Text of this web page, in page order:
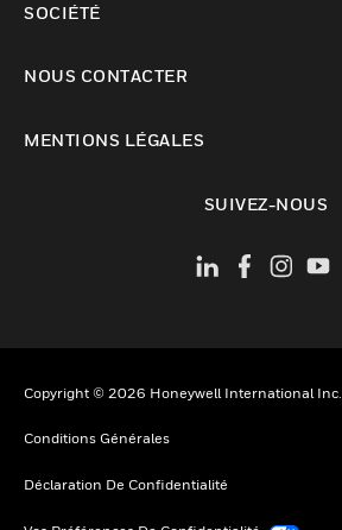
SOCIÉTÉ
NOUS CONTACTER
MENTIONS LÉGALES
SUIVEZ-NOUS
Copyright © 2026 Honeywell International Inc.
Conditions Générales
Déclaration De Confidentialité